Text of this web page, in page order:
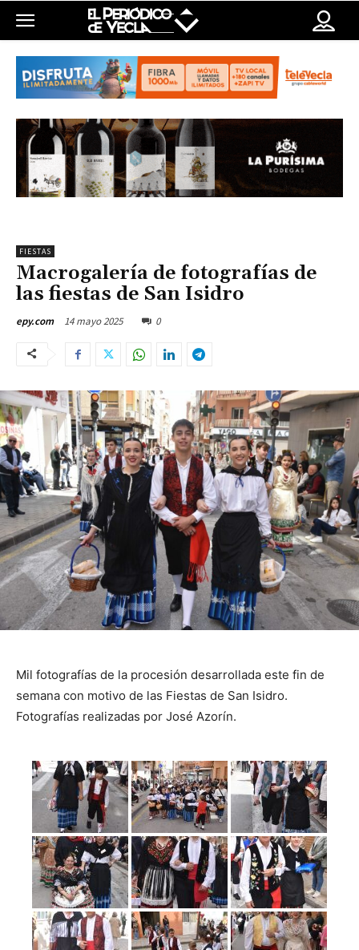
FIESTAS
Macrogalería de fotografías de
las fiestas de San Isidro
epy.com 14 mayo 2025 0
Mil fotografías de la procesión desarrollada este fin de
semana con motivo de las Fiestas de San Isidro.
Fotografías realizadas por José Azorín.